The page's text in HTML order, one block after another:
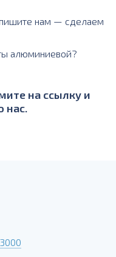
нам — сделаем
алюминиевой?
на ссылку и
нас.